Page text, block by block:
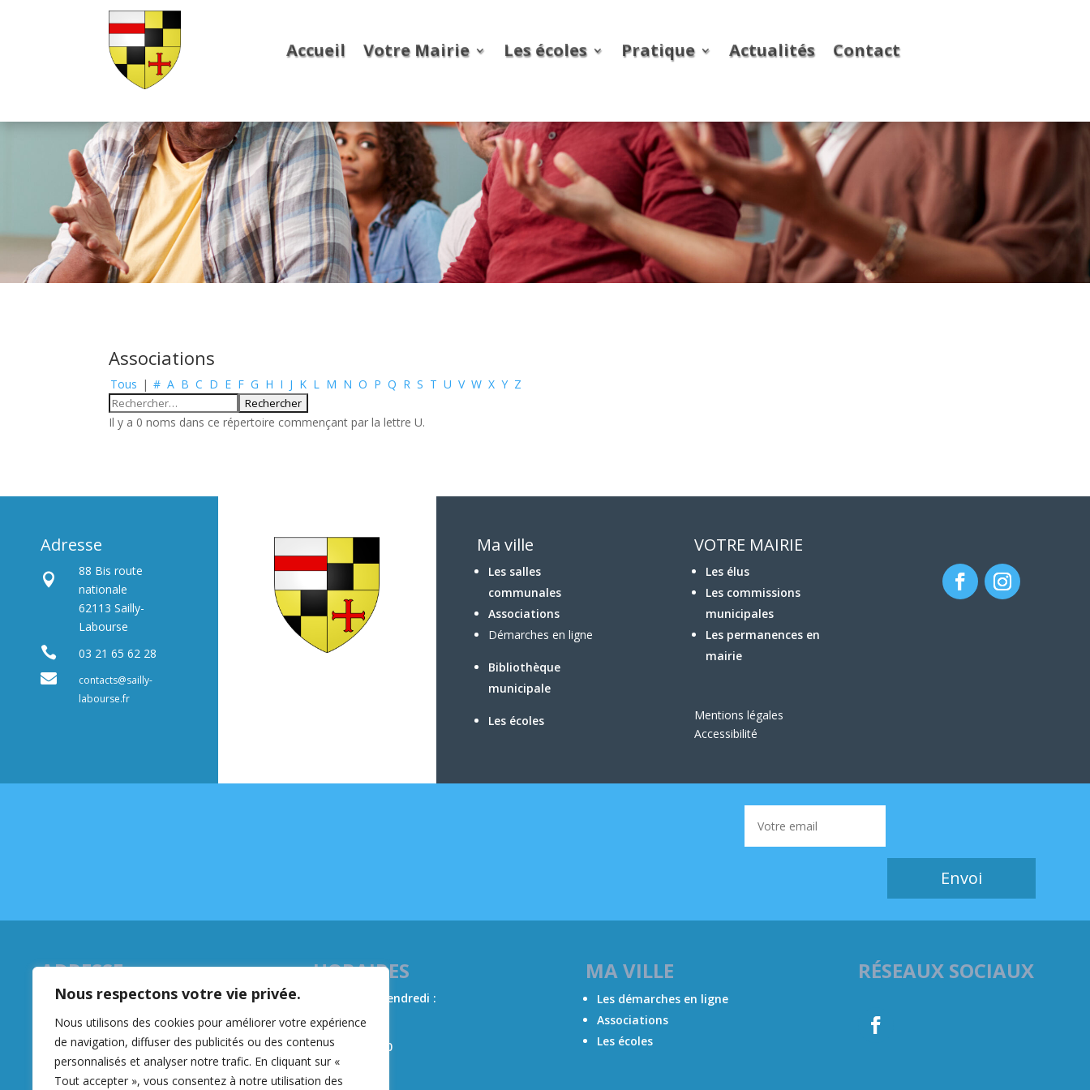
Nous respectons votre vie privée.
Nous utilisons des cookies pour améliorer votre expérience
de navigation, diffuser des publicités ou des contenus
personnalisés et analyser notre trafic. En cliquant sur «
Tout accepter », vous consentez à notre utilisation des
Accueil Votre Mairie Les écoles Pratique Actualités Contact
Associations
Tous | # A B C D E F G H I J K L M N O P Q R S T U V W X Y Z
Il y a 0 noms dans ce répertoire commençant par la lettre U.
Adresse

88 Bis route
nationale
62113 Sailly-
Labourse
 03 21 65 62 28

contacts@sailly-
labourse.fr
Ma ville
Les salles
communales
Associations
Démarches en ligne
Bibliothèque
municipale
Les écoles
VOTRE MAIRIE
Les élus
Les commissions
municipales
Les permanences en
mairie
Mentions légales
Accessibilité
Envoi
ADRESSE
88 Bis route nationale
62113 Sailly-Labourse
 03 21 65 62 28
 contacts@sailly-labourse.fr​
HORAIRES
Du lundi au vendredi :
8h30 – 12h00
14h00 – 17h00
samedi :
MA VILLE
Les démarches en ligne
Associations
Les écoles
RÉSEAUX SOCIAUX